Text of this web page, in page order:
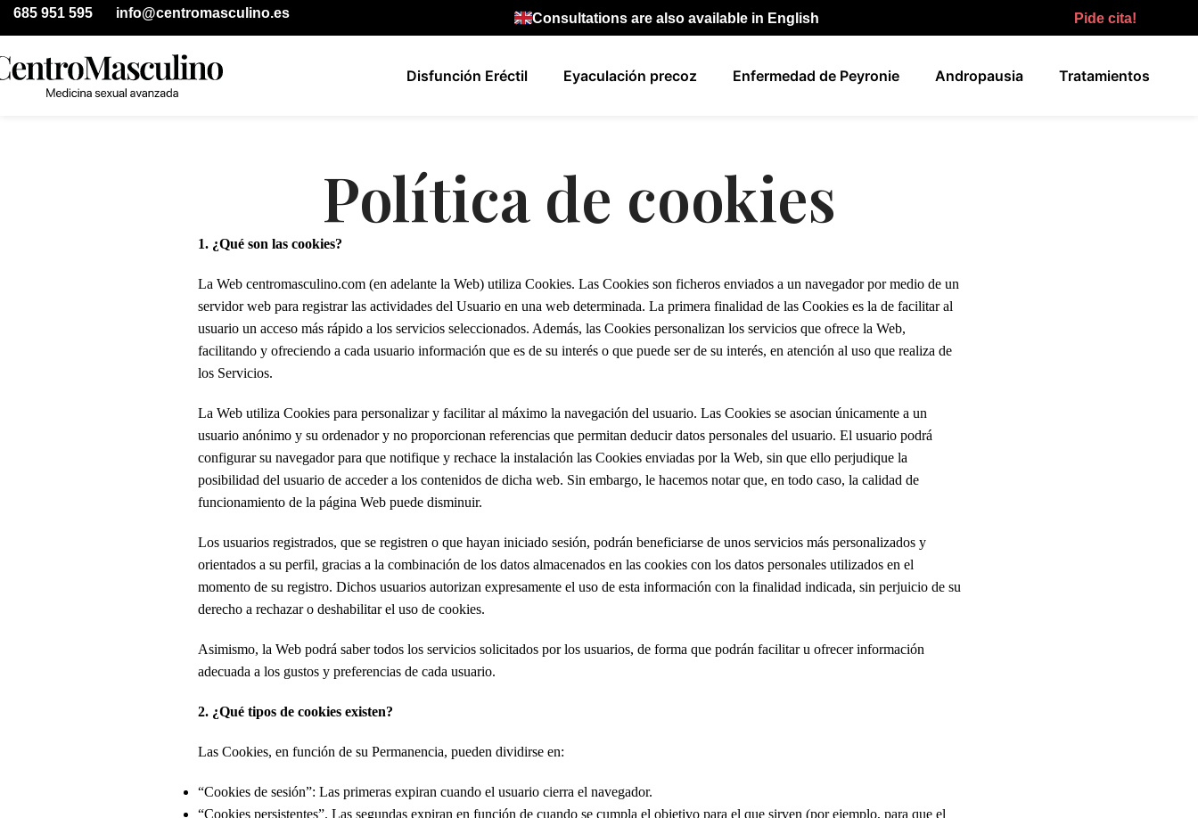
685 951 595 info@centromasculino.es Consultations are also available in English Pide cita!
Disfunción Eréctil Eyaculación precoz Enfermedad de Peyronie Andropausia Tratamientos
Política de cookies
1. ¿Qué son las cookies?
La Web centromasculino.com (en adelante la Web) utiliza Cookies. Las Cookies son ficheros enviados a un navegador por medio de un
servidor web para registrar las actividades del Usuario en una web determinada. La primera finalidad de las Cookies es la de facilitar al
usuario un acceso más rápido a los servicios seleccionados. Además, las Cookies personalizan los servicios que ofrece la Web,
facilitando y ofreciendo a cada usuario información que es de su interés o que puede ser de su interés, en atención al uso que realiza de
los Servicios.
La Web utiliza Cookies para personalizar y facilitar al máximo la navegación del usuario. Las Cookies se asocian únicamente a un
usuario anónimo y su ordenador y no proporcionan referencias que permitan deducir datos personales del usuario. El usuario podrá
configurar su navegador para que notifique y rechace la instalación las Cookies enviadas por la Web, sin que ello perjudique la
posibilidad del usuario de acceder a los contenidos de dicha web. Sin embargo, le hacemos notar que, en todo caso, la calidad de
funcionamiento de la página Web puede disminuir.
Los usuarios registrados, que se registren o que hayan iniciado sesión, podrán beneficiarse de unos servicios más personalizados y
orientados a su perfil, gracias a la combinación de los datos almacenados en las cookies con los datos personales utilizados en el
momento de su registro. Dichos usuarios autorizan expresamente el uso de esta información con la finalidad indicada, sin perjuicio de su
derecho a rechazar o deshabilitar el uso de cookies.
Asimismo, la Web podrá saber todos los servicios solicitados por los usuarios, de forma que podrán facilitar u ofrecer información
adecuada a los gustos y preferencias de cada usuario.
2. ¿Qué tipos de cookies existen?
Las Cookies, en función de su Permanencia, pueden dividirse en:
“Cookies de sesión”: Las primeras expiran cuando el usuario cierra el navegador.
“Cookies persistentes”. Las segundas expiran en función de cuando se cumpla el objetivo para el que sirven (por ejemplo, para que el